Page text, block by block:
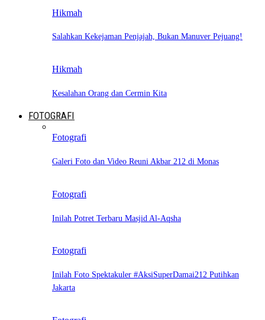
Hikmah
Salahkan Kekejaman Penjajah, Bukan Manuver Pejuang!
Hikmah
Kesalahan Orang dan Cermin Kita
FOTOGRAFI
Fotografi
Galeri Foto dan Video Reuni Akbar 212 di Monas
Fotografi
Inilah Potret Terbaru Masjid Al-Aqsha
Fotografi
Inilah Foto Spektakuler #AksiSuperDamai212 Putihkan
Jakarta